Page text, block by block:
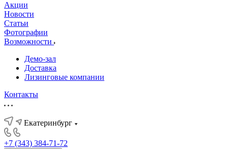
Акции
Новости
Статьи
Фотографии
Возможности
Демо-зал
Доставка
Лизинговые компании
Контакты
Екатеринбург
+7 (343) 384-71-72